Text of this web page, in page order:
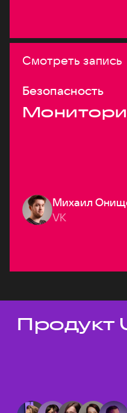
Смотреть запись
Безопасность
Михаил
VK
Темы докладов
Продукт